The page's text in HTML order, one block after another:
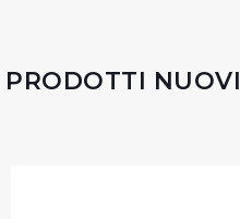
PRODOTTI NUOVI